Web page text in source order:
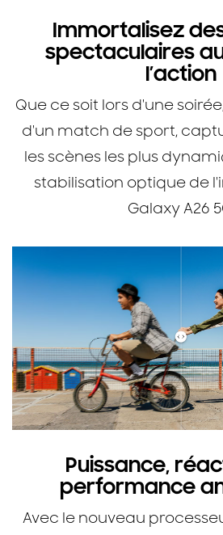
Immortalisez
spectaculaires
l’action
Que ce soit lors d'une
d'un match de sport,
les scènes les plus
stabilisation optique de
Galaxy A26
Puissance,
performance
Avec le nouveau